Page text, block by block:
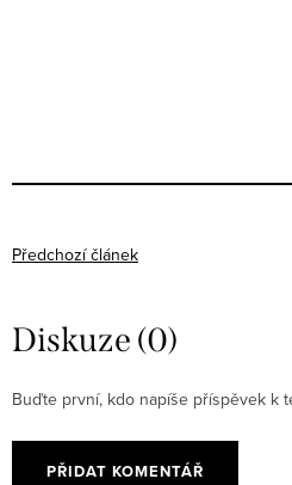
Předchozí článek
Diskuze (0)
Buďte první, kdo napíše příspěvek k
PŘIDAT KOMENTÁŘ